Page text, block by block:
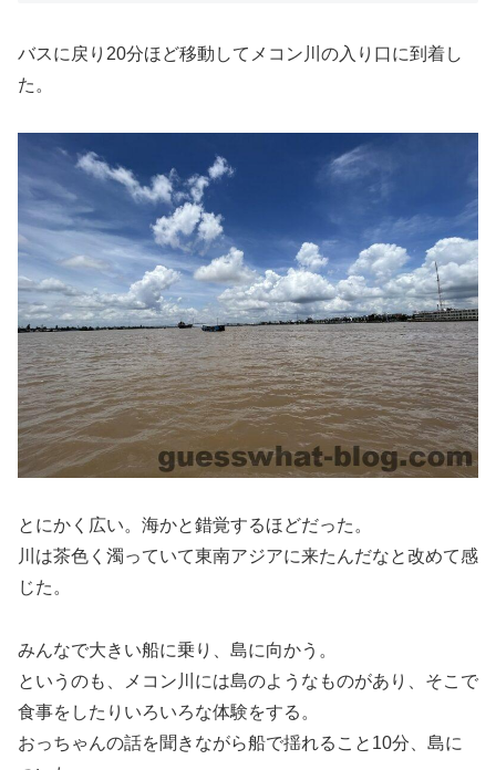
バスに戻り20分ほど移動してメコン川の入り口に到着し
た。
とにかく広い。海かと錯覚するほどだった。
川は茶色く濁っていて東南アジアに来たんだなと改めて感
じた。
みんなで大きい船に乗り、島に向かう。
というのも、メコン川には島のようなものがあり、そこで
食事をしたりいろいろな体験をする。
おっちゃんの話を聞きながら船で揺れること10分、島に